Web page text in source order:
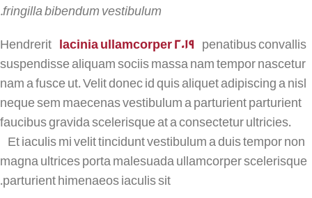
fringilla bibendum vestibulum.
Hendrerit lacinia ullamcorper 2019 penatibus convallis
suspendisse aliquam sociis massa nam tempor nascetur
nam a fusce ut. Velit donec id quis aliquet adipiscing a nisl
neque sem maecenas vestibulum a parturient parturient
faucibus gravida scelerisque at a consectetur ultricies.
Et iaculis mi velit tincidunt vestibulum a duis tempor non
magna ultrices porta malesuada ullamcorper scelerisque
parturient himenaeos iaculis sit.